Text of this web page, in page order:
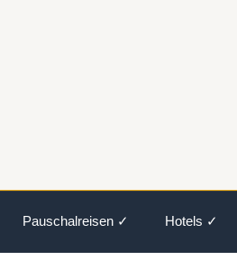
Pauschalreisen ✓ Hotels ✓